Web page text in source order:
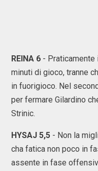
REINA 6 -
minuti di gioco, tranne
in fuorigioco. Nel
per fermare Gilardino
Strinic.
HYSAJ 5,5 - Non la
cha fatica non poco in
assente in fase